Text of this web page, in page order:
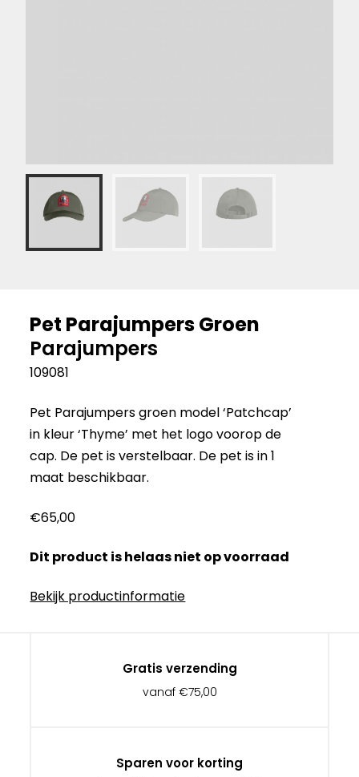
Pet Parajumpers Groen
Parajumpers
109081
Pet Parajumpers groen model ‘Patchcap’
in kleur ‘Thyme’ met het logo voorop de
cap. De pet is verstelbaar. De pet is in 1
maat beschikbaar.
€65,00
Dit product is helaas niet op voorraad
Bekijk productinformatie
Gratis verzending
vanaf €75,00
Sparen voor korting